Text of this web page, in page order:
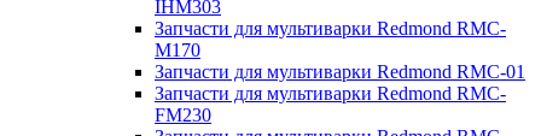
IHM303
Запчасти для мультиварки Redmond RMC-
M170
Запчасти для мультиварки Redmond RMC-01
Запчасти для мультиварки Redmond RMC-
FM230